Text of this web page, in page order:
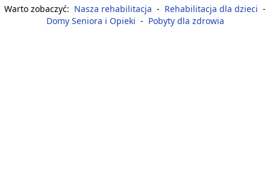
Warto zobaczyć: Nasza rehabilitacja - Rehabilitacja dla dzieci -
Domy Seniora i Opieki - Pobyty dla zdrowia